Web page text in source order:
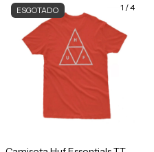
1 /4
ESGOTADO